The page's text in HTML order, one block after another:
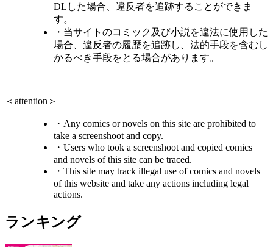
DLした場合、違反者を追跡することができま
す。
・当サイトのコミック及び小説を違法に使用した
場合、違反者の履歴を追跡し、法的手段を含むし
かるべき手段をとる場合があります。
＜attention＞
・Any comics or novels on this site are prohibited to
take a screenshoot and copy.
・Users who took a screenshoot and copied comics
and novels of this site can be traced.
・This site may track illegal use of comics and novels
of this website and take any actions including legal
actions.
ランキング